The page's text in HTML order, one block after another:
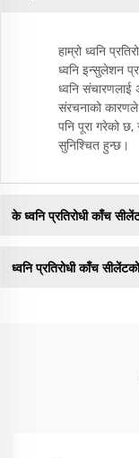
हाम्रो ध्वनि
ध्वनि इन्सुलेशन
ध्वनि संचारणलाई
संरचनाको कारणले
पनि पूरा गरेको छ,
सुनिश्चित हुन्छ।
के ध्वनि प्रतिरोधी काँच
ध्वनि प्रतिरोधी काँच